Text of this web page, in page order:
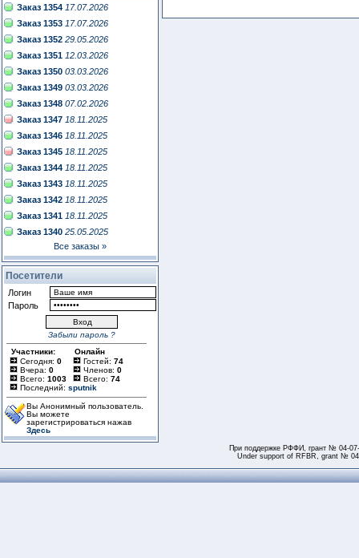
Заказ 1354 17.07.2026
Заказ 1353 17.07.2026
Заказ 1352 29.05.2026
Заказ 1351 12.03.2026
Заказ 1350 03.03.2026
Заказ 1349 03.03.2026
Заказ 1348 07.02.2026
Заказ 1347 18.11.2025
Заказ 1346 18.11.2025
Заказ 1345 18.11.2025
Заказ 1344 18.11.2025
Заказ 1343 18.11.2025
Заказ 1342 18.11.2025
Заказ 1341 18.11.2025
Заказ 1340 25.05.2025
Все заказы »
Посетители
Логин
Пароль
Забыли пароль ?
Участники:
Сегодня: 0
Вчера: 0
Всего: 1003
Онлайн
Гостей: 74
Членов: 0
Всего: 74
Последний: sputnik
Вы Анонимный пользователь.
Вы можете
зарегистрироваться нажав
Здесь
При поддержке РФФИ, грант № 04-
Under support of RFBR, grant №